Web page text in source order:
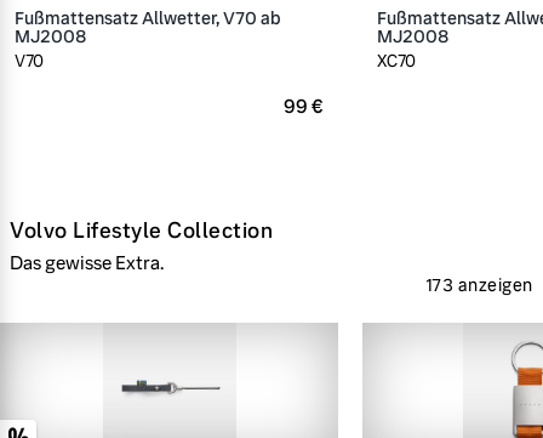
Fußmattensatz Allwetter, V70 ab
MJ2008
V70
99 €
Fußmattensatz
MJ2008
XC70
Volvo Lifestyle Collection
Das gewisse Extra.
173 anzeigen